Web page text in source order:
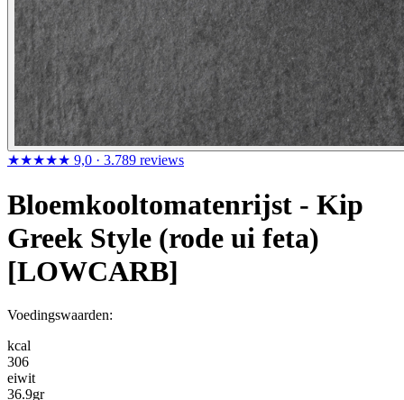
★★★★★ 9,0 · 3.789 reviews
Bloemkooltomatenrijst - Kip
Greek Style (rode ui feta)
[LOWCARB]
Voedingswaarden:
kcal
306
eiwit
36.9gr